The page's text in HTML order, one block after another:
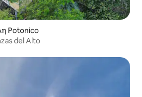
Potonico
del Alto